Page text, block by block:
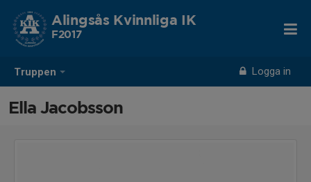
Truppen Logga in
Alingsås Kvinnliga IK
F2017
Ella Jacobsson